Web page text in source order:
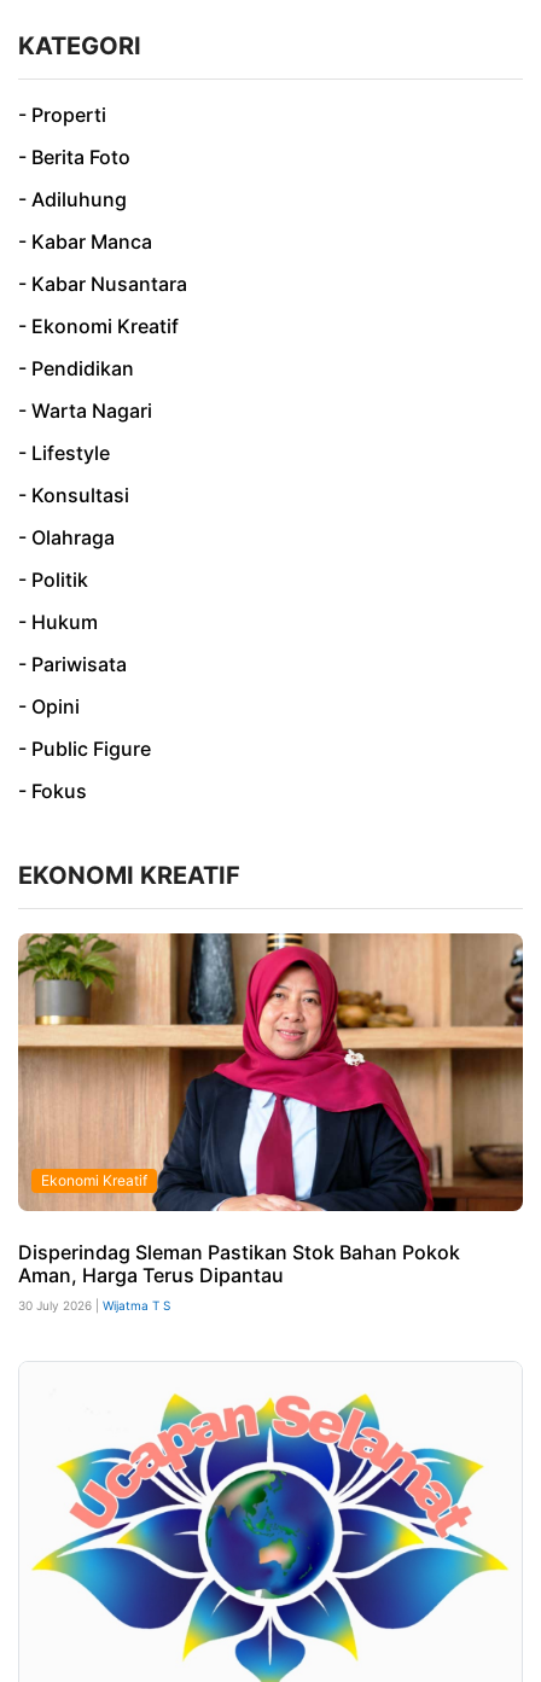
KATEGORI
- Properti
- Berita Foto
- Adiluhung
- Kabar Manca
- Kabar Nusantara
- Ekonomi Kreatif
- Pendidikan
- Warta Nagari
- Lifestyle
- Konsultasi
- Olahraga
- Politik
- Hukum
- Pariwisata
- Opini
- Public Figure
- Fokus
EKONOMI KREATIF
Ekonomi Kreatif
Disperindag Sleman Pastikan Stok Bahan Pokok
Aman, Harga Terus Dipantau
30 July 2026 | Wijatma T S